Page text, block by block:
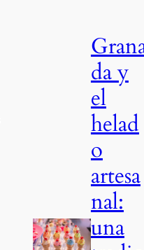
da y
el
helad
o
artesa
nal:
una